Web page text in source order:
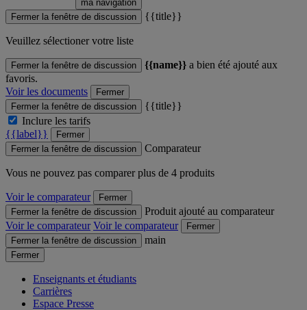
ma navigation
Fermer la fenêtre de discussion
{{title}}
Veuillez sélectioner votre liste
Fermer la fenêtre de discussion {{name}} a bien été ajouté aux
favoris.
Voir les documents
Fermer
Fermer la fenêtre de discussion
{{title}}
Inclure les tarifs
{{label}}
Fermer
Fermer la fenêtre de discussion
Comparateur
Vous ne pouvez pas comparer plus de 4 produits
Voir le comparateur
Fermer
Fermer la fenêtre de discussion
Produit ajouté au comparateur
Voir le comparateur Voir le comparateur
Fermer
Fermer la fenêtre de discussion
main
Fermer
Enseignants et étudiants
Carrières
Espace Presse